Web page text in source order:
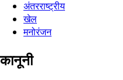
अंतरराष्ट्रीय
खेल
मनोरंजन
कानूनी